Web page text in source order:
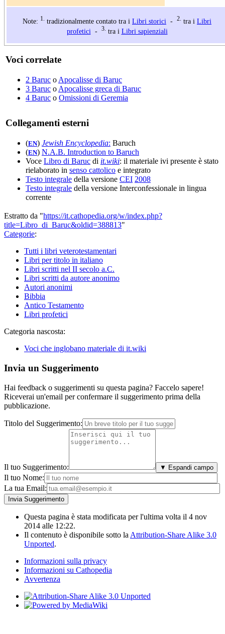
Note: 1. tradizionalmente contato tra i Libri storici - 2. tra i Libri
profetici - 3. tra i Libri sapienziali
Voci correlate
2 Baruc o Apocalisse di Baruc
3 Baruc o Apocalisse greca di Baruc
4 Baruc o Omissioni di Geremia
Collegamenti esterni
(EN) Jewish Encyclopedia: Baruch
(EN) N.A.B. Introduction to Baruch
Voce Libro di Baruc di it.wiki: il materiale ivi presente è stato
rielaborato in senso cattolico e integrato
Testo integrale della versione CEI 2008
Testo integrale della versione Interconfessionale in lingua
corrente
Estratto da "https://it.cathopedia.org/w/index.php?
title=Libro_di_Baruc&oldid=388813"
Categorie:
Tutti i libri veterotestamentari
Libri per titolo in italiano
Libri scritti nel II secolo a.C.
Libri scritti da autore anonimo
Autori anonimi
Bibbia
Antico Testamento
Libri profetici
Categoria nascosta:
Voci che inglobano materiale di it.wiki
Invia un Suggerimento
Hai feedback o suggerimenti su questa pagina? Faccelo sapere!
Riceverai un'email per confermare il suggerimento prima della
pubblicazione.
Titolo del Suggerimento:
Il tuo Suggerimento: ▼ Espandi campo
Il tuo Nome:
La tua Email:
Questa pagina è stata modificata per l'ultima volta il 4 nov
2014 alle 12:22.
Il contenuto è disponibile sotto la Attribution-Share Alike 3.0
Unported.
Informazioni sulla privacy
Informazioni su Cathopedia
Avvertenza